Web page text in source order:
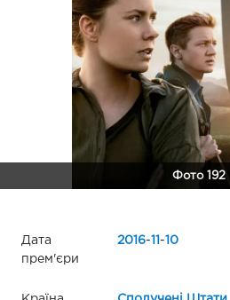
Фото 192
Дата
прем'єри
2016-11 -10